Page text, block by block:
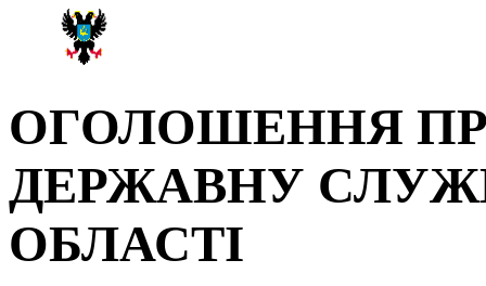
ОГОЛОШЕННЯ
ДЕРЖАВНУ
ОБЛАСТІ